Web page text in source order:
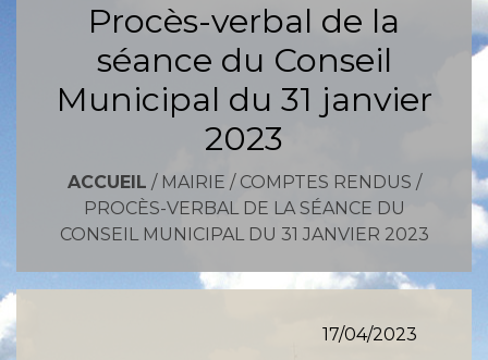
Procès-verbal de la
séance du Conseil
Municipal du 31 janvier
2023
ACCUEIL / MAIRIE / COMPTES RENDUS /
PROCÈS-VERBAL DE LA SÉANCE DU
CONSEIL MUNICIPAL DU 31 JANVIER 2023
17/04/2023